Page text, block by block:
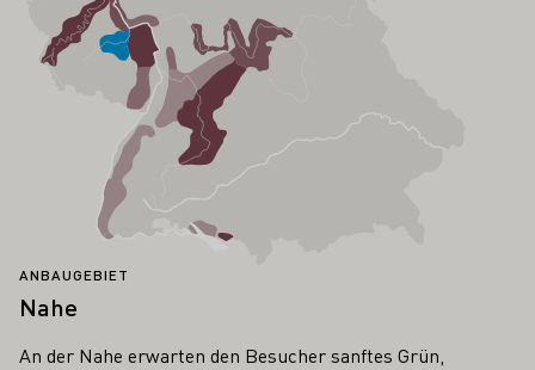
ANBAUGEBIET
Nahe
An der Nahe erwarten den Besucher sanftes Grün,